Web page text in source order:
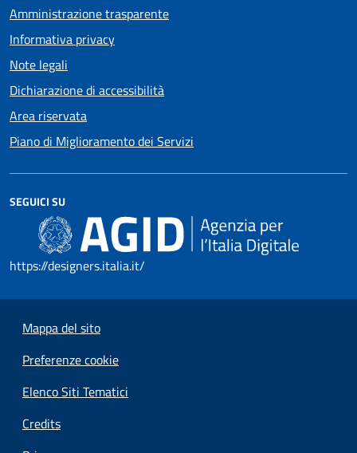
Amministrazione trasparente
Informativa privacy
Note legali
Dichiarazione di accessibilità
Area riservata
Piano di Miglioramento dei Servizi
SEGUICI SU
https://designers.italia.it/
Mappa del sito
Preferenze cookie
Elenco Siti Tematici
Credits